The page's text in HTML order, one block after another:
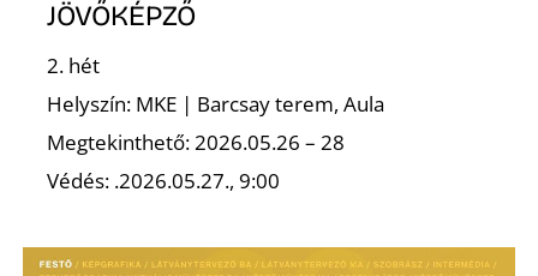
JÖVŐKÉPZŐ
2. hét
Helyszín: MKE | Barcsay terem, Aula
Megtekinthető: 2026.05.26 – 28
Védés: .2026.05.27., 9:00